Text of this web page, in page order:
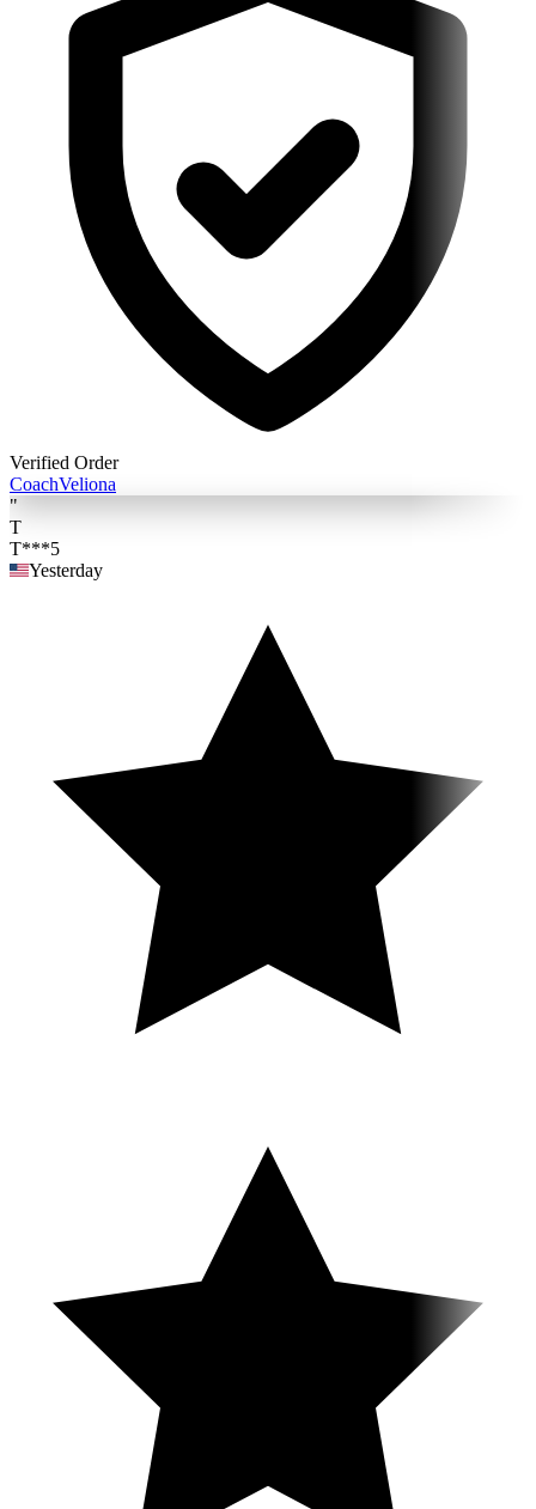
Verified Order
CoachVeliona
"
T
T***5
Yesterday